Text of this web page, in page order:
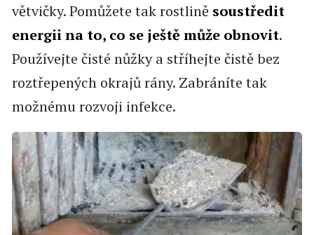
větvičky. Pomůžete tak rostlině soustředit
energii na to, co se ještě může obnovit.
Používejte čisté nůžky a stříhejte čistě bez
roztřepených okrajů rány. Zabráníte tak
možnému rozvoji infekce.